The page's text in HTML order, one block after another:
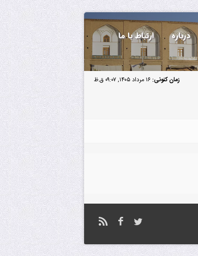
درباره ارتباط با ما
زمان کنونی: ۱۶ مرداد ۱۴۰۵, ۰۹:۰۷ ق.ظ